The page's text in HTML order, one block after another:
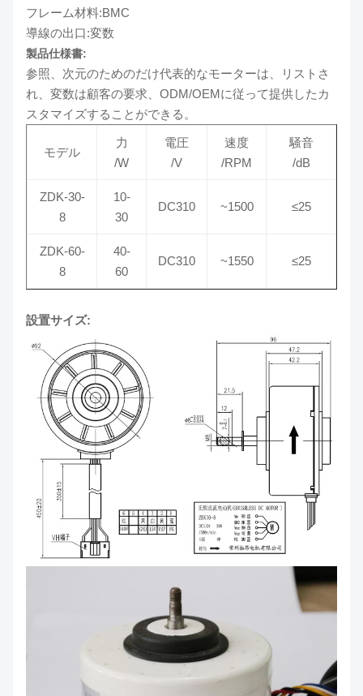
フレーム材料:BMC
導線の出口:変数
製品仕様書:
参照、次元のためのだけ代表的なモーターは、リストさ
れ、変数は顧客の要求、ODM/OEMに従って提供したカ
スタマイズすることができる。
モデル
力
/W
電圧
/V
速度
/RPM
騒音
/dB
ZDK-30-
8
10-
30
DC310 ~1500 ≤25
ZDK-60-
8
40-
60
DC310 ~1550 ≤25
設置サイズ: